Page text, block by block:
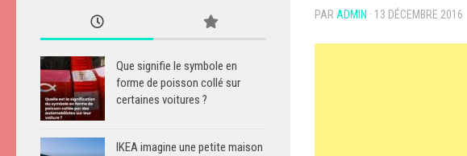
PAR ADMIN · 13 DÉCEMBRE 2016
Que signifie le symbole en
forme de poisson collé sur
certaines voitures ?
IKEA imagine une petite maison